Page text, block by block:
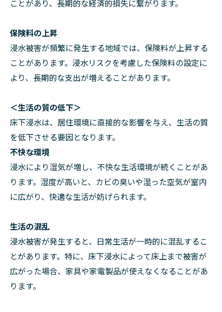
ことがあり、長期的な経済的損失に繋がります。
保険料の上昇
浸水被害が頻繁に発生する地域では、保険料が上昇する
ことがあります。浸水リスクを考慮した保険料の設定に
より、長期的な支出が増えることがあります。
＜生活の質の低下＞
床下浸水は、居住環境に直接的な影響を与え、生活の質
を低下させる要因となります。
不快な環境
浸水により湿気が増し、不快な生活環境が続くことがあ
ります。湿度が高いと、カビの臭いや湿った空気が室内
に広がり、快適な生活が妨げられます。
生活の混乱
浸水被害が発生すると、日常生活が一時的に混乱するこ
とがあります。特に、床下浸水によって床上まで被害が
広がった場合、家具や家電製品が使えなくなることがあ
ります。